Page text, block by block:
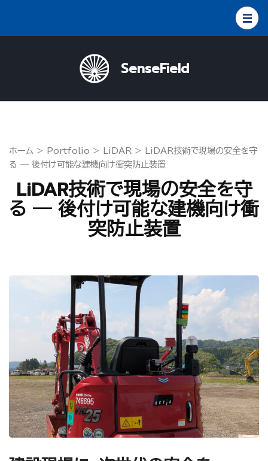
SenseField
ホーム > Portfolio > LiDAR >
LiDAR技術で現場の安全を守
る ― 後付け可能な建機向け衝突防止装置
LiDAR技術で現場の安全を守
る ― 後付け可能な建機向け衝
突防止装置